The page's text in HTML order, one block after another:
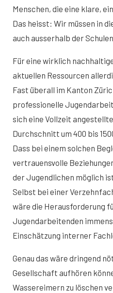
Menschen, die eine klare,
Das heisst: Wir müssen in
auch ausserhalb der
Für eine wirklich
aktuellen Ressourcen
Fast überall im Kanton
professionelle
sich eine Vollzeit
Durchschnitt um 400 bis
Dass bei einem solchen
vertrauensvolle
der Jugendlichen möglich
Selbst bei einer
wäre die Herausforderung
Jugendarbeitenden
Einschätzung interner
Genau das wäre dringend
Gesellschaft aufhören
Wassereimern zu löschen